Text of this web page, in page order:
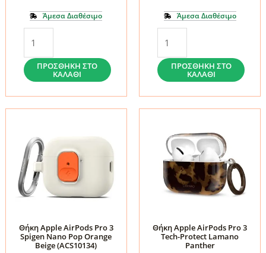
Άμεσα Διαθέσιμο
Apple
AirPods
Pro
3
Tech-
NaturalFit
Brown
ποσότητα
ΠΡΟΣΘΉΚΗ ΣΤΟ
ΚΑΛΆΘΙ
Άμεσα Διαθέσιμο
Apple
AirPods
Pro
3
Tech-
NaturalFit
Olive
Green
ποσότητα
ΠΡΟΣΘΉΚΗ ΣΤΟ
ΚΑΛΆΘΙ
Θήκη Apple AirPods Pro 3
Spigen Nano Pop Orange
Beige (ACS10134)
Θήκη Apple AirPods Pro 3
Tech-Protect Lamano
Panther